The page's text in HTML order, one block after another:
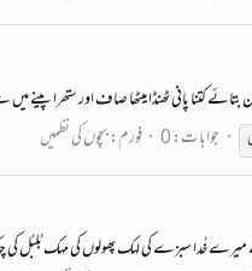
کون بتائے کتنا پانی ٹھنڈا میٹھا صاف اور
جوابات: 0 فورم:بچوں کی نظمیں
میرے خُدا سبزے کی لہک پھولوں کی مہک بُلبُل